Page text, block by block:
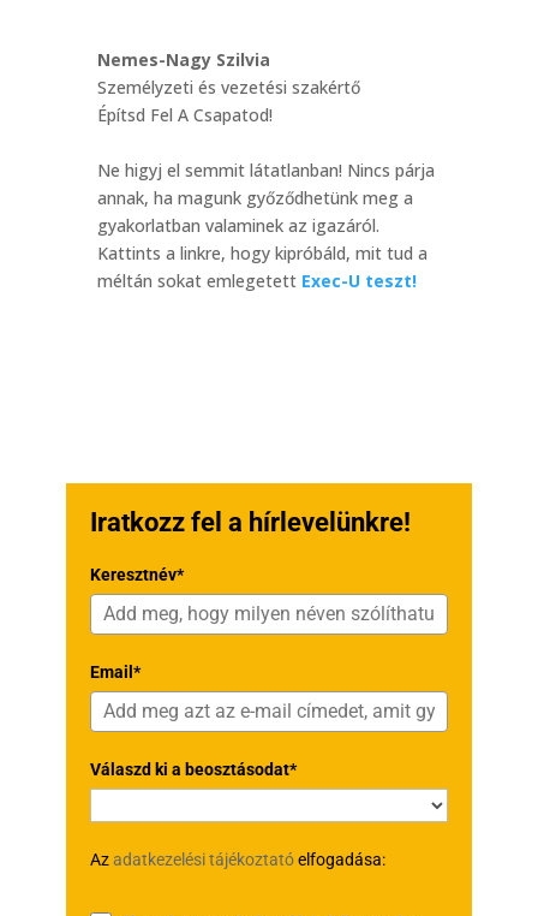
Nemes-Nagy Szilvia
Személyzeti és vezetési szakértő
Építsd Fel A Csapatod!
Ne higyj el semmit látatlanban! Nincs párja
annak, ha magunk győződhetünk meg a
gyakorlatban valaminek az igazáról.
Kattints a linkre, hogy kipróbáld, mit tud a
méltán sokat emlegetett Exec-U teszt!
Iratkozz fel a hírlevelünkre!
Keresztnév*
Email*
Válaszd ki a beosztásodat*
Azadatkezelési tájékoztatóelfogadása: